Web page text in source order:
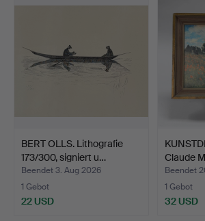
BERT OLLS. Lithografie
173/300, signiert u…
Beendet 3. Aug 2026
1 Gebot
22 USD
Claude
Beendet
1 Gebot
32 USD